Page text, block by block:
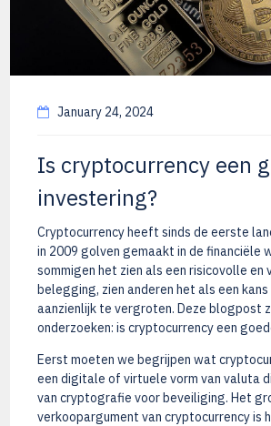
January 24, 2024
Is cryptocurrency een
investering?
Cryptocurrency heeft sinds de eerste
in 2009 golven gemaakt in de financiële
sommigen het zien als een risicovolle en
belegging, zien anderen het als een kans
aanzienlijk te vergroten. Deze blogpost
onderzoeken: is cryptocurrency een
Eerst moeten we begrijpen wat
een digitale of virtuele vorm van valuta
van cryptografie voor beveiliging. Het
verkoopargument van cryptocurrency is